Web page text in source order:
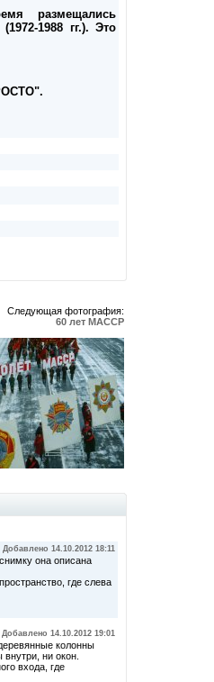
размещались
1988 гг.). Это
Следующая фотография:
60 лет МАССР
Добавлено 14.10.2012 18:11
она описана
где слева
Добавлено 14.10.2012 19:01
колонны
ни окон.
входа, где